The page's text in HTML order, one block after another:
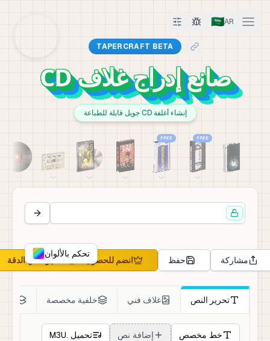
🇸🇦AR
TAPERCRAFT BETA
صانع إدراج غلاف CD
إنشاء أغلفة CD جويل قابلة للطباعة
FREE
FREE
تحكم بالألوان
مشاركة حفظ انضم للحصول على تصدير عالي الدقة
تحرير النص غلاف فني خلفية مخصصة
خط مخصص إضافة نص تحميل .M3U